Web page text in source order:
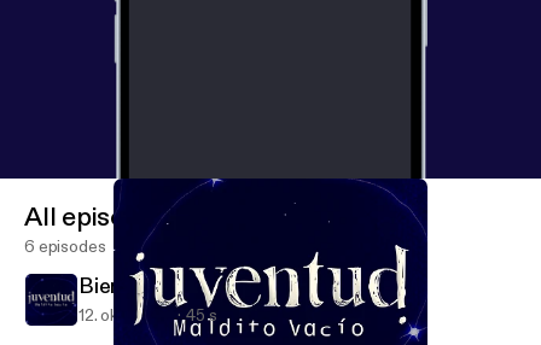
All episodes
6 episodes
Bienvenid@ a mi nuevo podcast
12. okt. 2024 45 s